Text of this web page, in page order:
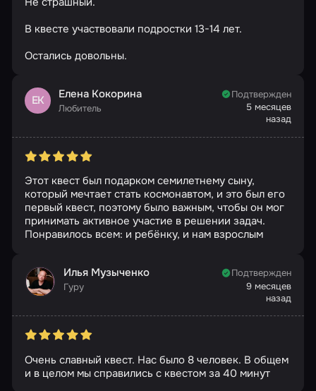
В квесте участвовали подростки 13-14 лет.
Остались довольны.
ЕК Елена Кокорина
Любитель
Подтвержден
5 месяцев
назад
Этот квест был подарком семилетнему сыну,
который мечтает стать космонавтом, и это был его
первый квест, поэтому было важным, чтобы он мог
принимать активное участие в решении задач.
Понравилось всем: и ребёнку, и нам взрослым
Илья Музыченко
Гуру
Подтвержден
9 месяцев
назад
Очень славный квест. Нас было 8 человек. В общем
и в целом мы справились с квестом за 40 минут